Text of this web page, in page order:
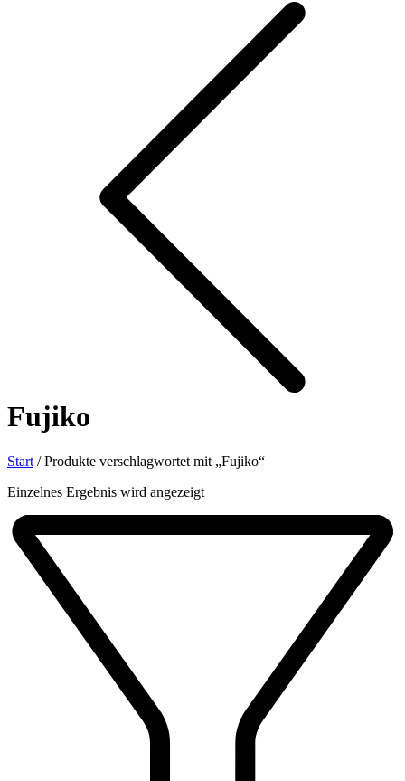
Fujiko
Start /Produkte verschlagwortet mit „Fujiko“
Einzelnes Ergebnis wird angezeigt